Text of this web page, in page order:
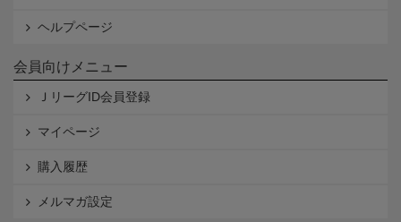
ヘルプページ
会員向けメニュー
ＪリーグID会員登録
マイページ
購入履歴
メルマガ設定